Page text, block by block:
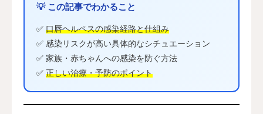
💡 この記事でわかること
✅ 口唇ヘルペスの感染経路と仕組み
✅ 感染リスクが高い具体的なシチュエーション
✅ 家族・赤ちゃんへの感染を防ぐ方法
✅ 正しい治療・予防のポイント